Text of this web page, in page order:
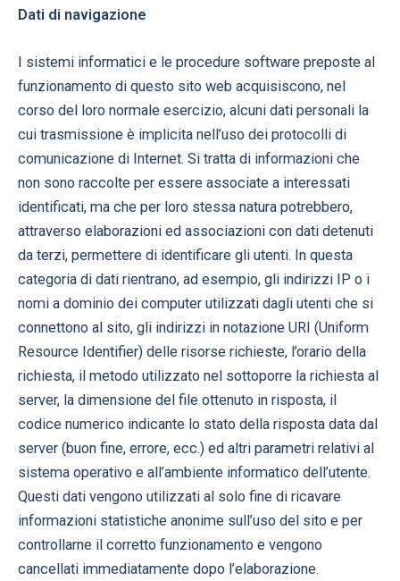
Dati di navigazione
I sistemi informatici e le procedure software preposte al
funzionamento di questo sito web acquisiscono, nel
corso del loro normale esercizio, alcuni dati personali la
cui trasmissione è implicita nell’uso dei protocolli di
comunicazione di Internet. Si tratta di informazioni che
non sono raccolte per essere associate a interessati
identificati, ma che per loro stessa natura potrebbero,
attraverso elaborazioni ed associazioni con dati detenuti
da terzi, permettere di identificare gli utenti. In questa
categoria di dati rientrano, ad esempio, gli indirizzi IP o i
nomi a dominio dei computer utilizzati dagli utenti che si
connettono al sito, gli indirizzi in notazione URI (Uniform
Resource Identifier) delle risorse richieste, l’orario della
richiesta, il metodo utilizzato nel sottoporre la richiesta al
server, la dimensione del file ottenuto in risposta, il
codice numerico indicante lo stato della risposta data dal
server (buon fine, errore, ecc.) ed altri parametri relativi al
sistema operativo e all’ambiente informatico dell’utente.
Questi dati vengono utilizzati al solo fine di ricavare
informazioni statistiche anonime sull’uso del sito e per
controllarne il corretto funzionamento e vengono
cancellati immediatamente dopo l’elaborazione.